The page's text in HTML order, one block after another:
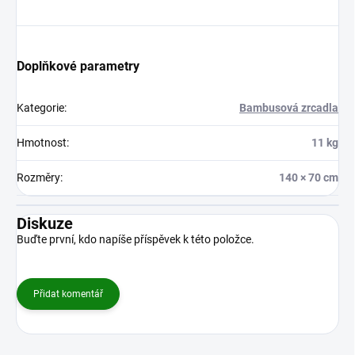
Doplňkové parametry
Kategorie: Bambusová zrcadla
Hmotnost: 11 kg
Rozměry: 140 × 70 cm
Diskuze
Buďte první, kdo napíše příspěvek k této položce.
Přidat komentář